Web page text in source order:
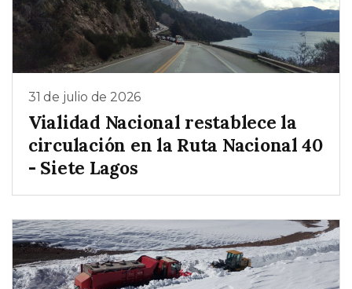
31 de julio de 2026
Vialidad Nacional restablece la
circulación en la Ruta Nacional 40
- Siete Lagos